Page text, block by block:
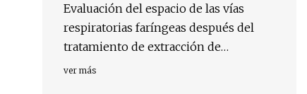
Evaluación del espacio de las vías
respiratorias faríngeas después del
tratamiento de extracción de
ortodoncia en maloclusión clase II
ver más